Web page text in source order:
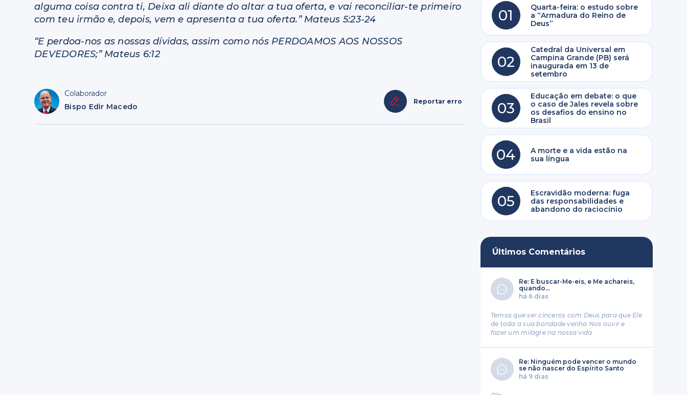
alguma coisa contra ti, Deixa ali diante do altar a tua oferta, e vai reconciliar-te primeiro
com teu irmão e, depois, vem e apresenta a tua oferta.” Mateus 5:23-24
“E perdoa-nos as nossas dívidas, assim como nós PERDOAMOS AOS NOSSOS
DEVEDORES;” Mateus 6:12
Colaborador
Bispo Edir Macedo
Reportar erro
01
Quarta-feira: o estudo sobre
a “Armadura do Reino de
Deus”
02
Catedral da Universal em
Campina Grande (PB) será
inaugurada em 13 de
setembro
03
Educação em debate: o que
o caso de Jales revela sobre
os desafios do ensino no
Brasil
04
A morte e a vida estão na
sua língua
05
Escravidão moderna: fuga
das responsabilidades e
abandono do raciocínio
Últimos Comentários
Re: E buscar-Me-eis, e Me achareis,
quando...
há 6 dias
Temos que ser cinceros com Deus para que Ele
de toda a sua bondade venha Nos ouvir e
fazer um milagre na nossa vida
Re: Ninguém pode vencer o mundo
se não nascer do Espírito Santo
há 9 dias